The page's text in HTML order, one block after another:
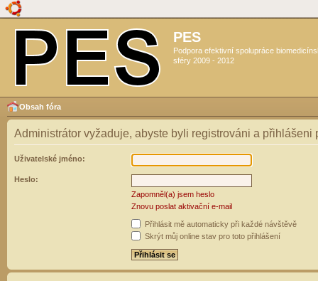
PES
Podpora efektivní spolupráce
sféry 2009 - 2012
Obsah fóra
Administrátor vyžaduje, abyste byli registrováni a přihlášeni
Uživatelské jméno:
Heslo:
Zapomněl(a) jsem heslo
Znovu poslat aktivační e-mail
Přihlásit mě automaticky při každé návštěvě
Skrýt můj online stav pro toto přihlášení